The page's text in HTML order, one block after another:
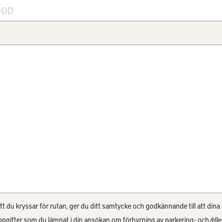
du kryssar för rutan, ger du ditt samtycke och godkännande till att dina
som du lämnat i din ansökan om förhyrning av parkering- och/